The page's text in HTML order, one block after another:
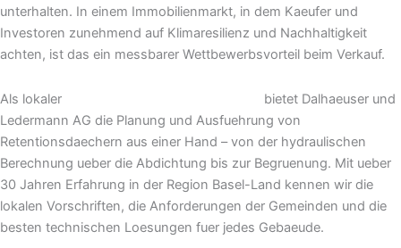
unterhalten. In einem Immobilienmarkt, in dem Kaeufer und
Investoren zunehmend auf Klimaresilienz und Nachhaltigkeit
achten, ist das ein messbarer Wettbewerbsvorteil beim Verkauf.
Als lokaler
bietet Dalhaeuser und
Ledermann AG die Planung und Ausfuehrung von
Retentionsdaechern aus einer Hand – von der hydraulischen
Berechnung ueber die Abdichtung bis zur Begruenung. Mit ueber
30 Jahren Erfahrung in der Region Basel-Land kennen wir die
lokalen Vorschriften, die Anforderungen der Gemeinden und die
besten technischen Loesungen fuer jedes Gebaeude.